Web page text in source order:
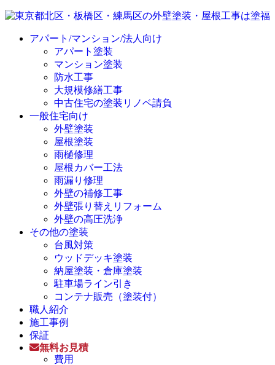
アパート/マンション/法人向け
アパート塗装
マンション塗装
防水工事
大規模修繕工事
中古住宅の塗装リノベ請負
一般住宅向け
外壁塗装
屋根塗装
雨樋修理
屋根カバー工法
雨漏り修理
外壁の補修工事
外壁張り替えリフォーム
外壁の高圧洗浄
その他の塗装
台風対策
ウッドデッキ塗装
納屋塗装・倉庫塗装
駐車場ライン引き
コンテナ販売（塗装付）
職人紹介
施工事例
保証
無料お見積
費用